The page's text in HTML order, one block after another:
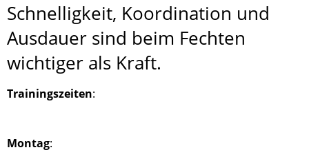
Schnelligkeit, Koordination und
Ausdauer sind beim Fechten
wichtiger als Kraft.
Trainingszeiten:
Montag: